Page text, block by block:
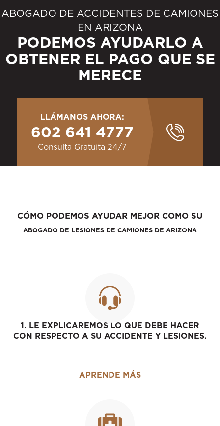
ABOGADO DE ACCIDENTES DE CAMIONES
EN ARIZONA
PODEMOS AYUDARLO A
OBTENER EL PAGO QUE SE
MERECE
LLÁMANOS AHORA:
602 641 4777
Consulta Gratuita 24/7
CÓMO PODEMOS AYUDAR MEJOR COMO SU
ABOGADO DE LESIONES DE CAMIONES DE ARIZONA
1. LE EXPLICAREMOS LO QUE DEBE HACER
CON RESPECTO A SU ACCIDENTE Y LESIONES.
APRENDE MÁS